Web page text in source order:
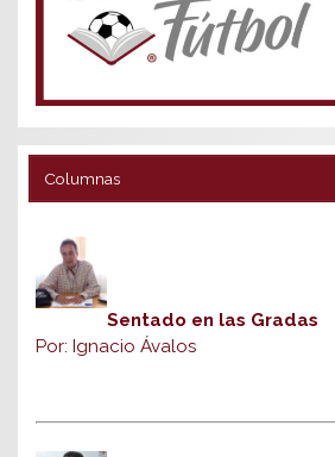
Columnas
Sentado en las Gradas
Por: Ignacio Ávalos